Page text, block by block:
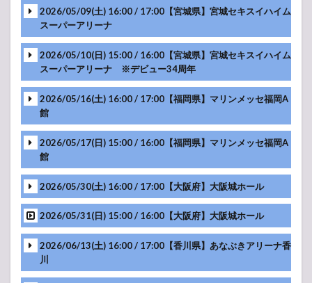
MC
MC
MC
2026/05/09(土) 16:00 / 17:00【宮城県】宮城セキスイハイム
スーパーアリーナ
2026/05/10(日) 15:00 / 16:00【宮城県】宮城セキスイハイム
スーパーアリーナ ※デビュー34周年
2026/05/16(土) 16:00 / 17:00【福岡県】マリンメッセ福岡A
館
MC
2026/05/17(日) 15:00 / 16:00【福岡県】マリンメッセ福岡A
館
2026/05/30(土) 16:00 / 17:00【大阪府】大阪城ホール
2026/05/31(日) 15:00 / 16:00【大阪府】大阪城ホール
2026/06/13(土) 16:00 / 17:00【香川県】あなぶきアリーナ香
川